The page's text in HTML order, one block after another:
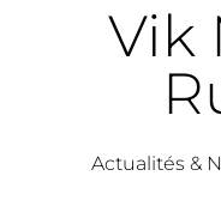
Vik
Actualités &